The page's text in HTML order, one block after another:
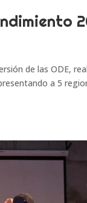
de las ODE,
a 5